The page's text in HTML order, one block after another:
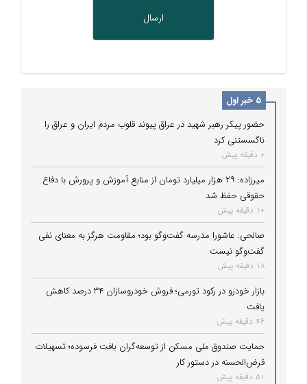
5 خبر اول
حضور پیکر رهبر شهید در عراق پیوند قلوب مردم ایران و عراق را
ناگسستنی کرد
0 دقیقه پیش
میرزاده: ۲۹ هزار میلیارد تومان از منابع آموزش و پرورش با دفاع
حقوقی حفظ شد
10 دقیقه پیش
صالحی: عاشورا مدرسه گفت‌وگو بود؛ مقاومت هرگز به معنای نفی
گفت‌وگو نیست
18 دقیقه پیش
بازار خودرو در رکود تورمی؛ فروش خودروسازان ۳۴ درصد کاهش
یافت
46 دقیقه پیش
حمایت صندوق ملی مسکن از توسعه‌گران بافت فرسوده؛ تسهیلات
قرض‌الحسنه در دستور کار
51 دقیقه پیش